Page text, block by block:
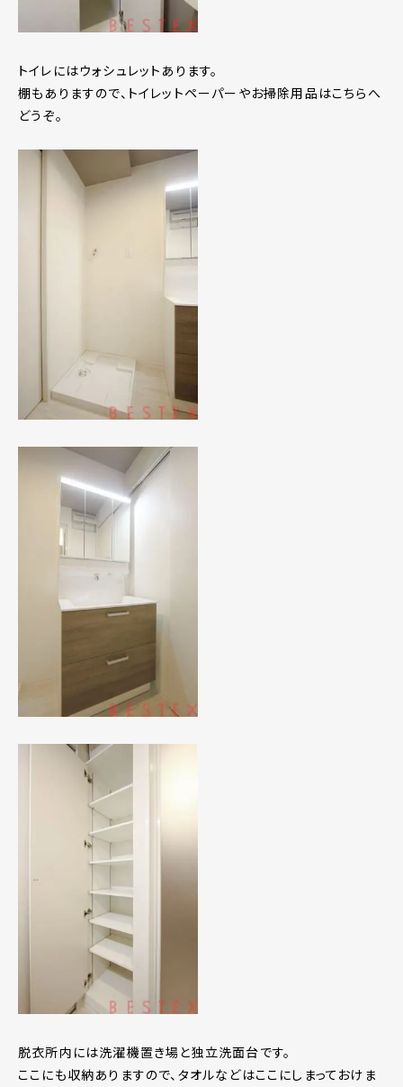
トイレにはウォシュレットあります。
棚もありますので、トイレットペーパーやお掃除用品はこちらへ
どうぞ。
脱衣所内には洗濯機置き場と独立洗面台です。
ここにも収納ありますので、タオルなどはここにしまっておけま